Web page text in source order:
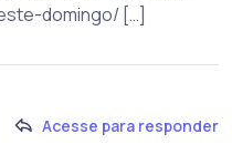
domingo/ […]
Acesse para responder